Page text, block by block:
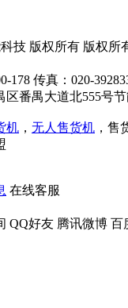
技 版权所有 版权所
178 传真：020-
番禺大道北555号
机 ， 无人售货机 ，售
在线客服
QQ好友 腾讯微博 百